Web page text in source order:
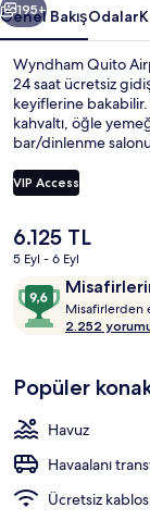
195+
Genel BakışOdalar
Wyndham Quito
24 saat ücretsiz
keyiflerine bakabilir.
kahvaltı, öğle
bar/dinlenme
hazır personel ve
VIP Access
Şu
anki
fiyat
6.125 TL
6.125 TL
5 Eyl - 6 Eyl
Yorumlar
10
üzerinden
9,6,
favorisi
Misafirlerden
2.252
Popüler
Havuz
Havaalanı
Ücretsiz